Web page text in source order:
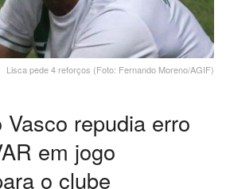
Lisca pede 4 reforços (Foto: Fernando Moreno/AGIF)
Vasco repudia erro
em jogo
o clube